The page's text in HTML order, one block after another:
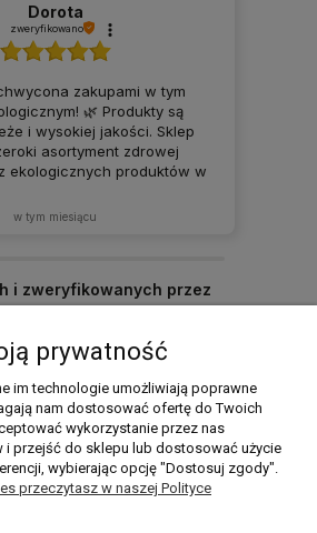
Dorota
zweryfikowano
zakupami w tym
🌿 Produkty są
i wysokiej jakości. Sklep
asortyment zdrowej
ekologicznych produktów w
w idealnym stanie. Zakupy
w tym miesiącu
i zweryfikowanych przez
Moje konto
i dostawa
prywatność
im technologie umożliwiają poprawne
nam dostosować ofertę do Twoich
wykorzystanie przez nas
i przejść do sklepu lub dostosować użycie
wybierając opcję "Dostosuj zgody".
przeczytasz w naszej Polityce